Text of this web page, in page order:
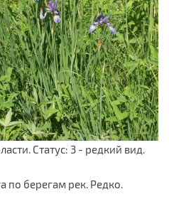
Статус: 3 - редкий вид.
по берегам рек. Редко.